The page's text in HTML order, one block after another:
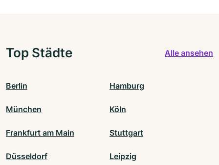
Top Städte Alle ansehen
Berlin Hamburg
München Köln
Frankfurt am Main Stuttgart
Düsseldorf Leipzig